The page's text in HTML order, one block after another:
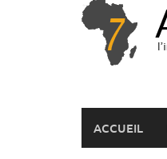
ACCUEIL